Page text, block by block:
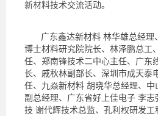
新材料技术交流活动。
广东鑫达新材料 林华雄总经理
博士材料研究院院长、林泽鹏总工
任、郑南锋技术二中心主任、广东
长、戚秋林副部长、深圳市成天泰
任、九焱新材料 胡晓华总经理、
副总经理、广东省好上佳电子 李
技 谢代辉技术总监、孔利权研发